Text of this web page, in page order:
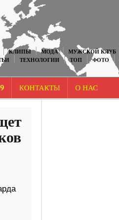
КЛИПЫ МОДА МУЖСКОЙ КЛУБ
ТЕХНОЛОГИИ ТОП ФОТО
КОНТАКТЫ О НАС